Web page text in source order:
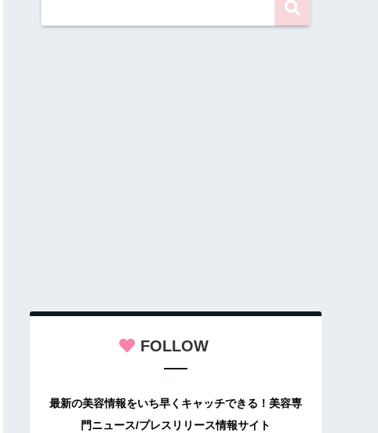
FOLLOW
最新の美容情報をいち早くキャッチできる！美容専
門ニュース/プレスリリース情報サイト